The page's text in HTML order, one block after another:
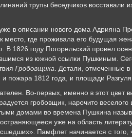
трупы беседчиков восставали
в описании нового дома Адрияна
место, где проживала его будущая
В 1826 году Погорельский провел
из южной ссылки Пушкиным.
Гробовщика . Детали, отмеченные в
пожара 1812 года, и площади
Во-первых, именно в этот
гробовщик, нарочито
домами во времена Пушкина
уже на область
Памфлет начинается с того,